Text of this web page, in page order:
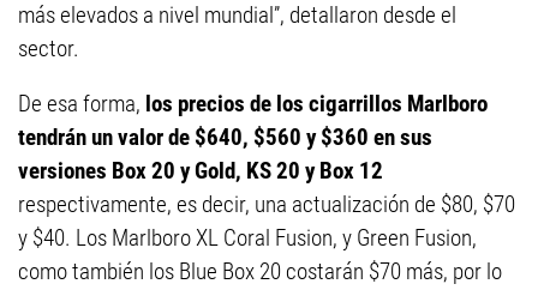
más elevados a nivel mundial”, detallaron desde el
sector.
De esa forma, los precios de los cigarrillos Marlboro
tendrán un valor de $640, $560 y $360 en sus
versiones Box 20 y Gold, KS 20 y Box 12
respectivamente, es decir, una actualización de $80, $70
y $40. Los Marlboro XL Coral Fusion, y Green Fusion,
como también los Blue Box 20 costarán $70 más, por lo